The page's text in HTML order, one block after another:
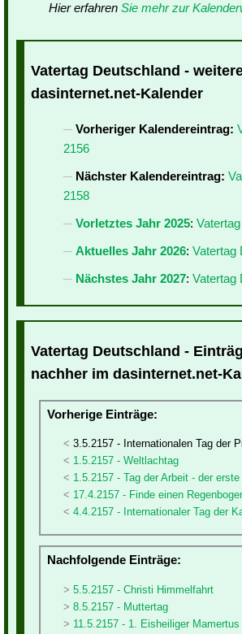
Hier erfahren Sie mehr zur
Vatertag Deutschland -
dasinternet.net-Kalender
Vorheriger Kalendereintrag:
2156
Nächster Kalendereintrag:
2158
Vorletztes Jahr 2025:
Aktuelles Jahr 2026: Vatertag
Nächstes Jahr 2027: Vatertag
Vatertag Deutschland -
nachher im dasinternet.net-
Vorherige Einträge:
3.5.2157 - Internationalen Tag der
1.5.2157 - Weltlachtag
1.5.2157 - Tag der Arbeit - der erste
17.4.2157 - Finde einen
4.4.2157 - Internationaler Tag der
Nachfolgende Einträge:
5.5.2157 - Christi Himmelfahrt
8.5.2157 - Muttertag
11.5.2157 - 1. Eisheiliger Mamertus